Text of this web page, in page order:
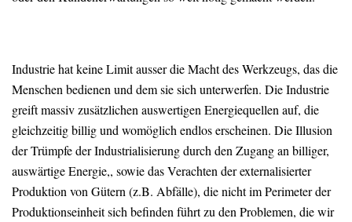
Industrie hat keine Limit ausser die Macht des Werkzeugs, das die
Menschen bedienen und dem sie sich unterwerfen. Die Industrie
greift massiv zusätzlichen auswertigen Energiequellen auf, die
gleichzeitig billig und womöglich endlos erscheinen. Die Illusion
der Trümpfe der Industrialisierung durch den Zugang an billiger,
auswärtige Energie,, sowie das Verachten der externalisierter
Produktion von Gütern (z.B. Abfälle), die nicht im Perimeter der
Produktionseinheit sich befinden führt zu den Problemen, die wir